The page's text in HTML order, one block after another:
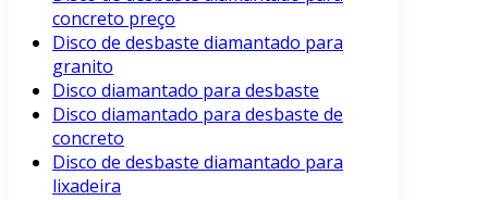
concreto preço
Disco de desbaste diamantado para
granito
Disco diamantado para desbaste
Disco diamantado para desbaste de
concreto
Disco de desbaste diamantado para
lixadeira